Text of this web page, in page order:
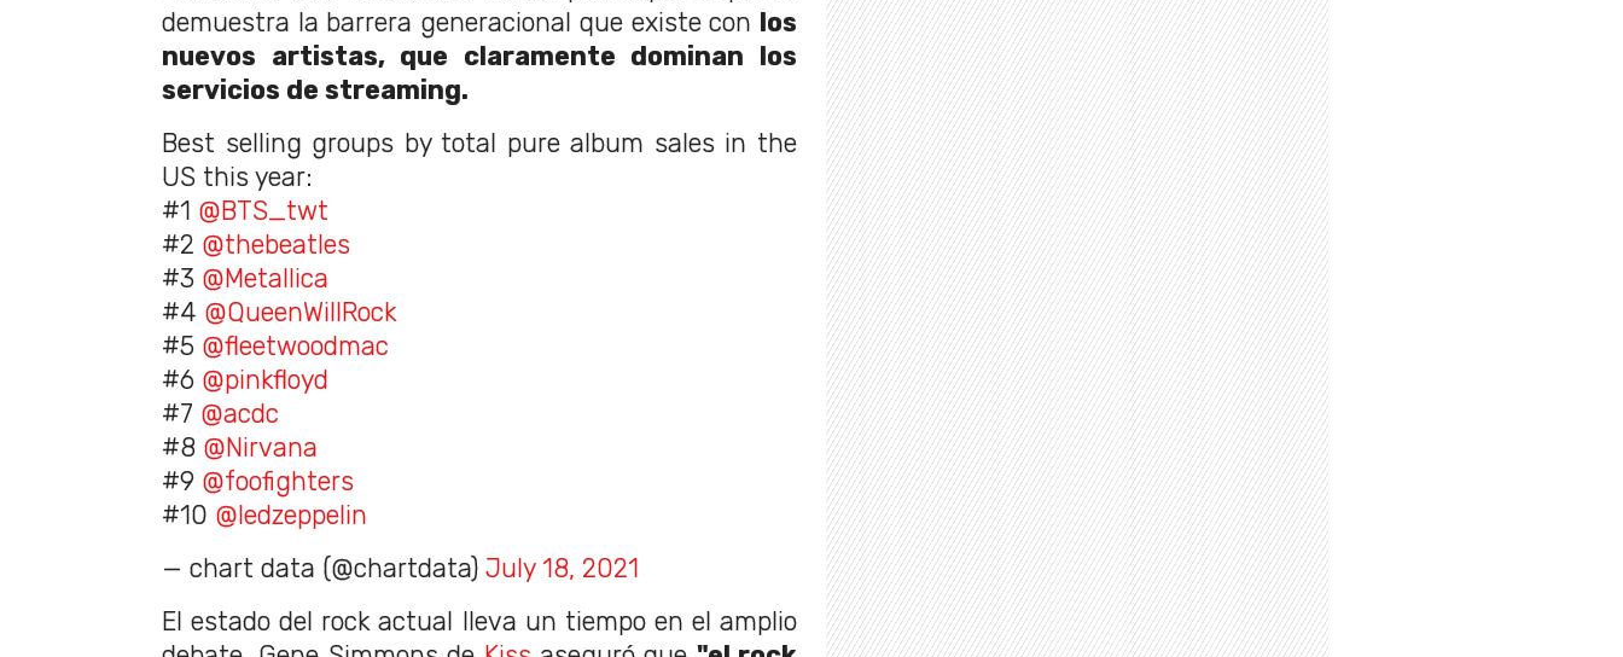
demuestra la barrera generacional que existe con los
nuevos artistas, que claramente dominan los
servicios de streaming.
Best selling groups by total pure album sales in the
US this year:
#1 @BTS_twt
#2 @thebeatles
#3 @Metallica
#4 @QueenWillRock
#5 @fleetwoodmac
#6 @pinkfloyd
#7 @acdc
#8 @Nirvana
#9 @foofighters
#10 @ledzeppelin
— chart data (@chartdata) July 18, 2021
El estado del rock actual lleva un tiempo en el amplio